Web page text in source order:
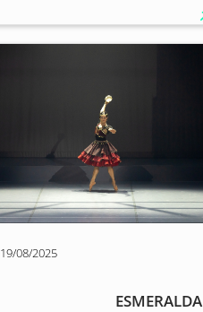
19/08/2025
ESMERALDA